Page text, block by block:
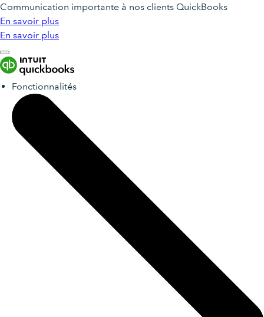
Communication importante à nos clients QuickBooks
En savoir plus
En savoir plus
Fonctionnalités